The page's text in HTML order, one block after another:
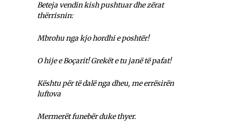
Beteja vendin kish pushtuar dhe zërat
thërrisnin:
Mbrohu nga kjo hordhi e poshtër!
O hije e Boçarit! Grekët e tu janë të pafat!
Kështu për të dalë nga dheu, me errësirën
luftova
Mermerët funebër duke thyer.